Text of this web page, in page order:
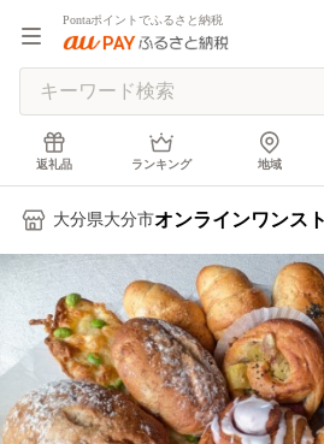
Pontaポイントでふるさと納税
返礼品 ランキング 地域
大分県大分市オンラインワンス